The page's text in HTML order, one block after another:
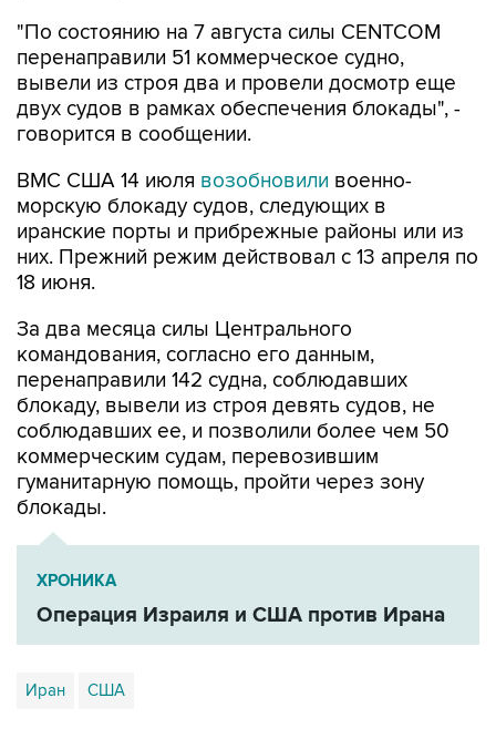
"По состоянию на 7 августа силы CENTCOM
перенаправили 51 коммерческое судно,
вывели из строя два и провели досмотр еще
двух судов в рамках обеспечения блокады", -
говорится в сообщении.
ВМС США 14 июля возобновили военно-
морскую блокаду судов, следующих в
иранские порты и прибрежные районы или из
них. Прежний режим действовал с 13 апреля по
18 июня.
За два месяца силы Центрального
командования, согласно его данным,
перенаправили 142 судна, соблюдавших
блокаду, вывели из строя девять судов, не
соблюдавших ее, и позволили более чем 50
коммерческим судам, перевозившим
гуманитарную помощь, пройти через зону
блокады.
ХРОНИКА
Операция Израиля и США против Ирана
Иран США